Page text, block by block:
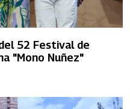
52 Festival de
"Mono Nuñez"